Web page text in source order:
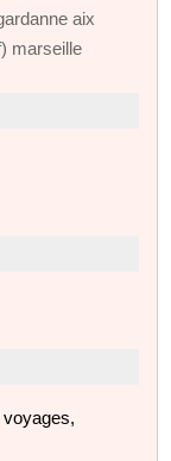
aix
marseille